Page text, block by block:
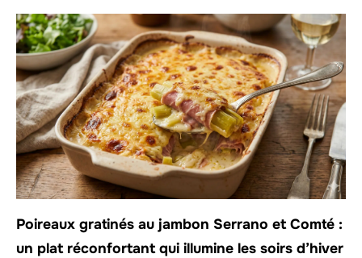
Poireaux gratinés au jambon Serrano et Comté :
un plat réconfortant qui illumine les soirs d’hiver